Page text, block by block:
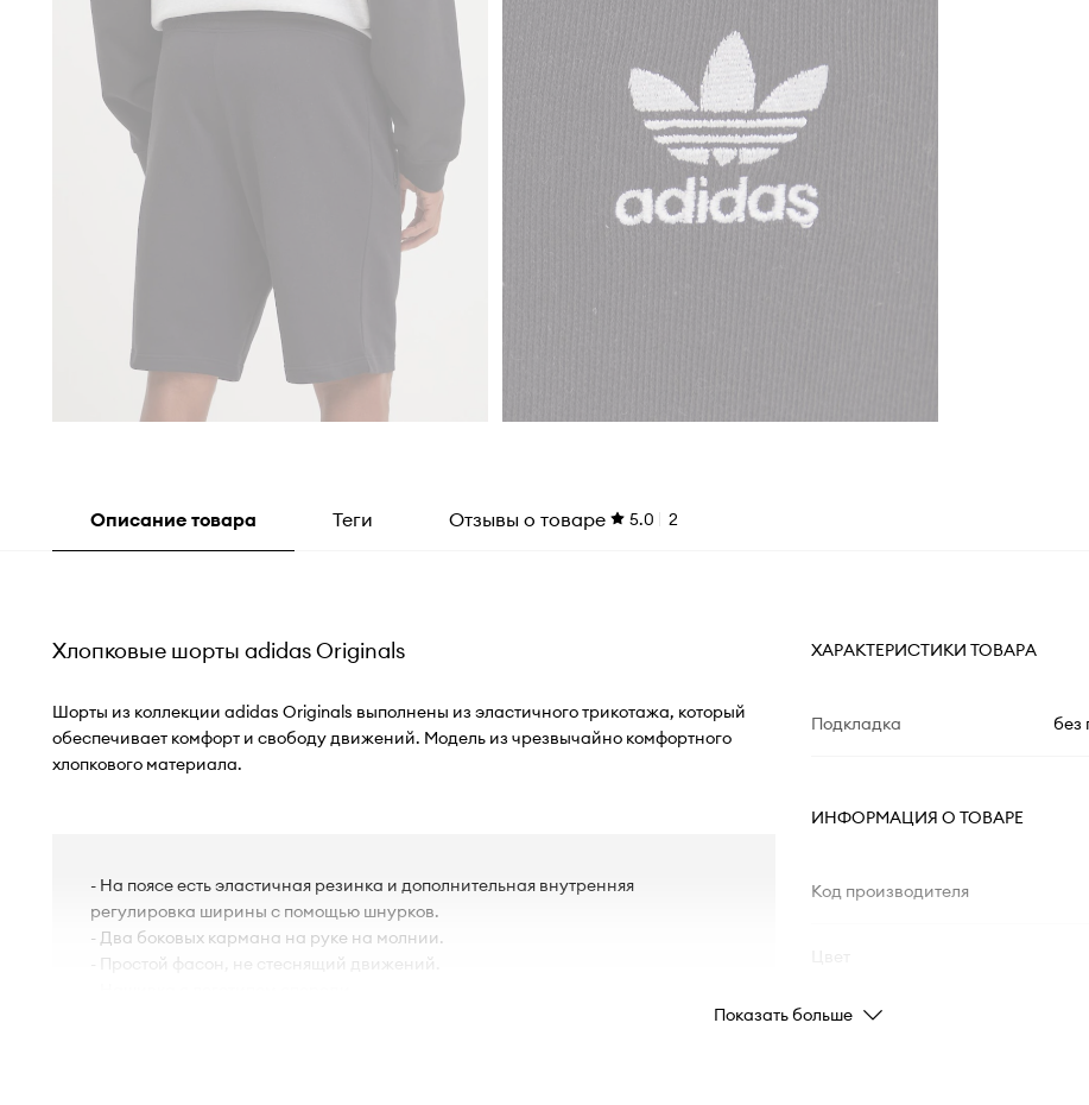
Описание товара Теги Отзывы о товаре 5.0 2
Хлопковые шорты adidas Originals
Шорты из коллекции adidas Originals выполнены из эластичного трикотажа, который
обеспечивает комфорт и свободу движений. Модель из чрезвычайно комфортного
хлопкового материала.
- На поясе есть эластичная резинка и дополнительная внутренняя
регулировка ширины с помощью шнурков.
- Два боковых кармана на руке на молнии.
- Простой фасон, не стеснящий движений.
ХАРАКТЕРИСТИКИ ТОВАРА
Подкладка без
ИНФОРМАЦИЯ О ТОВАРЕ
Код производителя
Бренд
Показать больше